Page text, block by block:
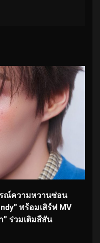
รณ์ความหวานซ่อน
พร้อมเสิร์ฟ MV
” ร่วมเติมสีสัน